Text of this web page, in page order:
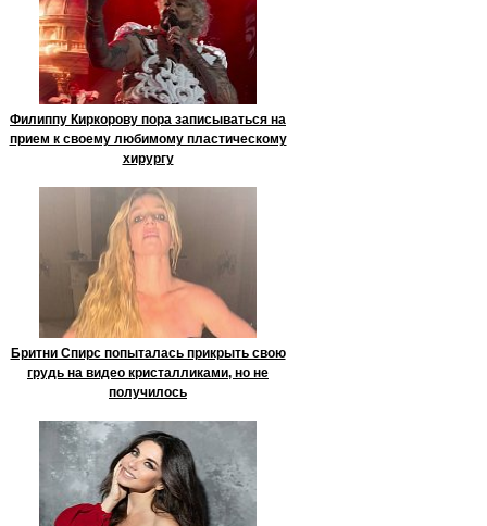
Филиппу Киркорову пора записываться на
прием к своему любимому пластическому
хирургу
Бритни Спирс попыталась прикрыть свою
грудь на видео кристалликами, но не
получилось